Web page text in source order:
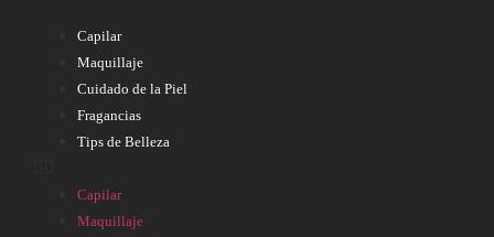
Capilar
Maquillaje
Cuidado de la Piel
Fragancias
Tips de Belleza
Capilar
Maquillaje